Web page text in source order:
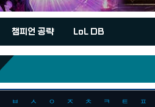
챔피언 공략 LoL DB
ㅂ ㅅ ㅇ ㅈ ㅊ ㅋ ㅌ ㅍ